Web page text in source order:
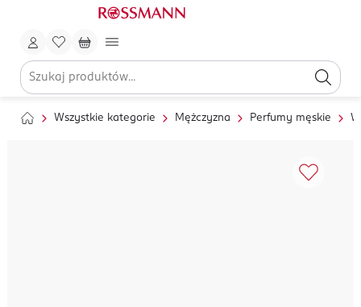
Wszystkie kategorie Mężczyzna Perfumy męskie